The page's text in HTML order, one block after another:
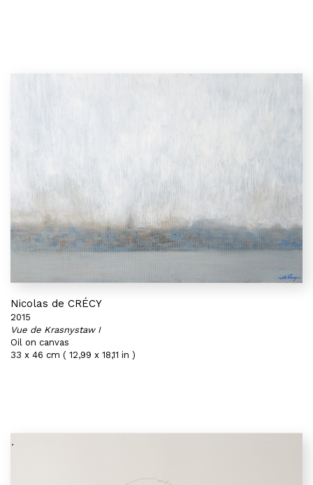
Nicolas de CRÉCY
2015
Vue de Krasnystaw I
Oil on canvas
33 x 46 cm ( 12,99 x 18,11 in )